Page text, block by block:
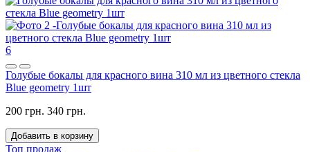
6
Голубые бокалы для красного вина 310 мл из цветного стекла
Blue geometry 1шт
200 грн. 340 грн.
Добавить в корзину
Топ продаж